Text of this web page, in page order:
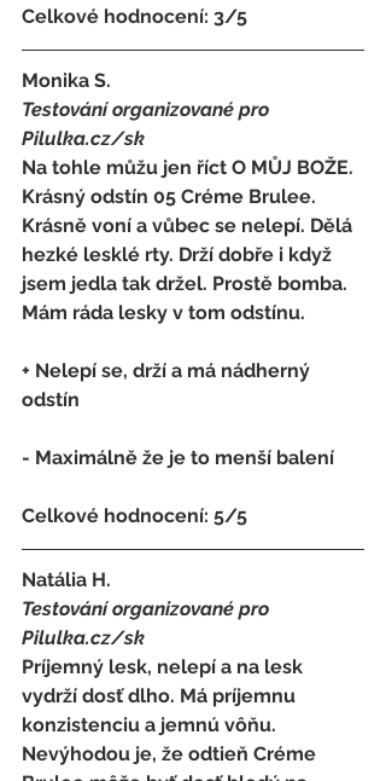
Celkové hodnocení: 3/5
Monika S.
Testování organizované pro
Pilulka.cz/sk
Na tohle můžu jen říct O MŮJ BOŽE.
Krásný odstín 05 Créme Brulee.
Krásně voní a vůbec se nelepí. Dělá
hezké lesklé rty. Drží dobře i když
jsem jedla tak držel. Prostě bomba.
Mám ráda lesky v tom odstínu.
+ Nelepí se, drží a má nádherný
odstín
- Maximálně že je to menší balení
Celkové hodnocení: 5/5
Natália H.
Testování organizované pro
Pilulka.cz/sk
Príjemný lesk, nelepí a na lesk
vydrží dosť dlho. Má príjemnu
konzistenciu a jemnú vôňu.
Nevýhodou je, že odtieň Créme